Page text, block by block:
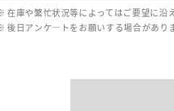
在庫や繁忙状況等によってはご要望に沿
後日アンケ―トをお願いする場合があり